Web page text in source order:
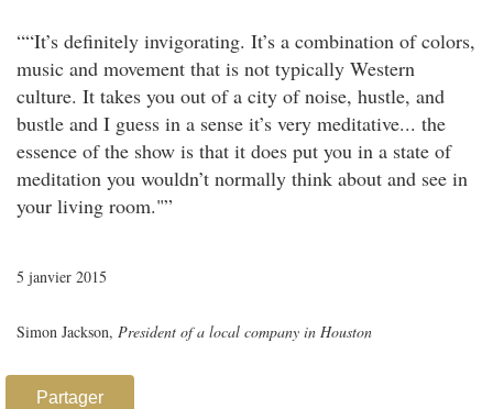
““It’s definitely invigorating. It’s a combination of colors,
music and movement that is not typically Western
culture. It takes you out of a city of noise, hustle, and
bustle and I guess in a sense it’s very meditative... the
essence of the show is that it does put you in a state of
meditation you wouldn’t normally think about and see in
your living room."”
5 janvier 2015
Simon Jackson, President of a local company in Houston
Partager